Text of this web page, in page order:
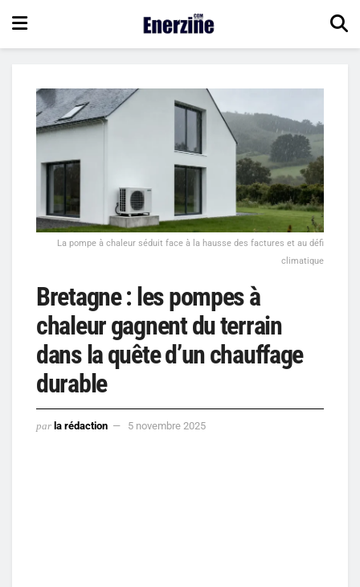
La pompe à chaleur séduit face à la hausse des factures et au défi
climatique
Bretagne : les pompes à
chaleur gagnent du terrain
dans la quête d’un chauffage
durable
par la rédaction 5 novembre 2025